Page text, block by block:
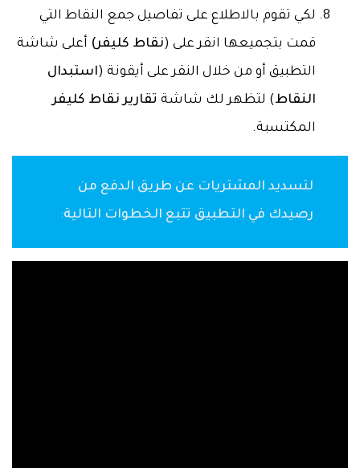
لكي تقوم بالاطلاع على تفاصيل جمع النقاط التي
قمت بتجميعها انقر على (نقاط كليفر) أعلى شاشة
التطبيق أو من خلال النقر على أيقونة (استبدال
النقاط) لتظهر لك شاشة تقارير نقاط كليفر
المكتسبة.
لتسديد المشتريات عن طريق الدفع من
رصيدك في التطبيق تتبع الخطوات التالية: